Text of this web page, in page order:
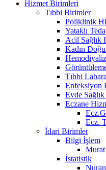
Hizmet Birimleri
Tıbbi Birimler
Poliklinik
Yataklı
Acil Sağlık
Kadın
Hemodiyaliz
Tıbbi
Enfeksiyon
Evde
Eczane
Ecz.
İdari Birimler
Bilgi İşlem
İstatistik